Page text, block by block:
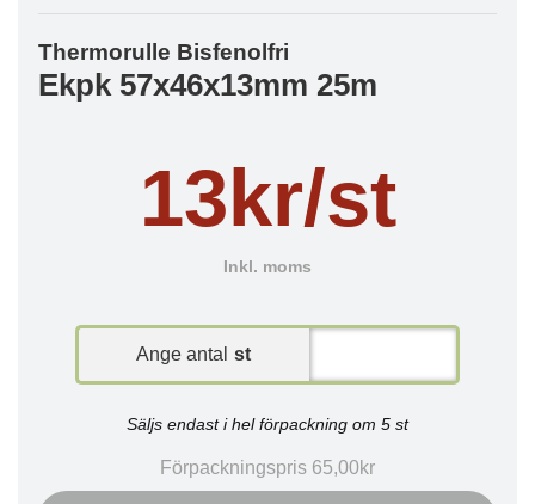
Thermorulle Bisfenolfri
Ekpk 57x46x13mm 25m
13kr/st
Inkl. moms
Ange antal st
Säljs endast i hel förpackning om 5 st
Förpackningspris 65,00kr